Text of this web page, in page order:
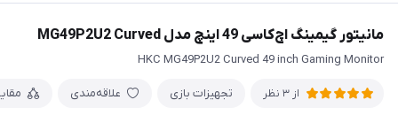
مانیتور گیمینگ‌ اچ‌کا‌سی 49 اینچ مدل MG49P2U2 Curved
HKC MG49P2U2 Curved 49 inch Gaming Monitor
از 3 نظر تجهیزات بازی علاقه‌مندی